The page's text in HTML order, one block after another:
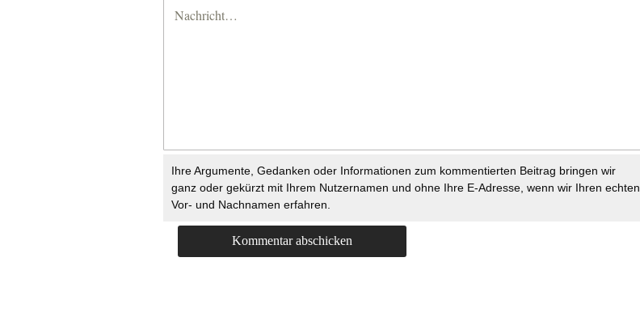
Ihre Argumente, Gedanken oder Informationen zum kommentierten Beitrag bringen wir
ganz oder gekürzt mit Ihrem Nutzernamen und ohne Ihre E-Adresse, wenn wir Ihren echten
Vor- und Nachnamen erfahren.